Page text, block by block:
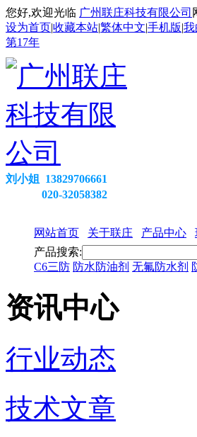
您好,欢迎光临 广州联庄科技有限公司
设为首页|收藏本站|繁体中文|手机版|我
第17年
刘小姐 13829706661
020-32058382
网站首页 关于联庄 产品中心
产品搜索:
C6三防 防水防油剂 无氟防水剂
资讯中心
行业动态
技术文章